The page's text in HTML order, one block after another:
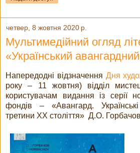
четвер, 8 жовтня 2020 р.
Мультимедійний огляд
«Український
Напередодні відзначення Дня
року – 11 жовтня) відділ
користувачам видання із серії
фондів – «Авангард.
третини ХХ століття» Д.О.